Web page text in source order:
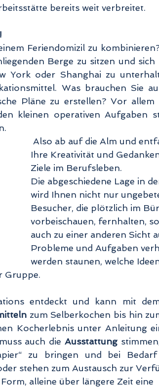
bereits weit verbreitet.
Berge zu sitzen und sich
York oder Shanghai zu
Was brauchen Sie
Pläne zu erstellen? Vor allem
kleinen operativen Aufgaben
Ihre Kreativität und
Ziele im Berufsleben.
Die abgeschiedene Lage in
wird Ihnen nicht nur
Besucher, die plötzlich im
vorbeischauen, fernhalten,
auch zu einer anderen Sicht
Probleme und Aufgaben
werden staunen, welche
Gruppe.
entdeckt und kann mit
zum Selberkochen bis hin
Kocherlebnis unter Anleitung
auch die Ausstattung
stehen zum Austausch zur
alleine über längere Zeit eine